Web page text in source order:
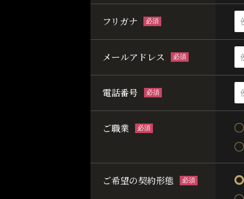
フリガナ 必須
メールアドレス 必須
電話番号 必須
ご職業 必須
ご希望の契約形態 必須